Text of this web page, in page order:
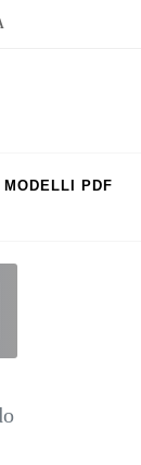
MODELLI PDF